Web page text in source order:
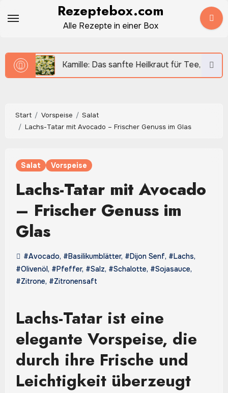
Inhalt
Rezeptebox.com
Alle Rezepte in einer Box
Kamille: Das sanfte Heilkraut für Tee, Küche und
Start Vorspeise
Salat
Lachs-Tatar mit Avocado – Frischer Genuss im Glas
Salat Vorspeise
Lachs-Tatar mit Avocado
– Frischer Genuss im
Glas
#Avocado, #Basilikumblätter, #Dijon Senf, #Lachs,
#Olivenöl, #Pfeffer, #Salz, #Schalotte, #Sojasauce,
#Zitrone, #Zitronensaft
Lachs-Tatar ist eine
elegante Vorspeise, die
durch ihre Frische und
Leichtigkeit überzeugt